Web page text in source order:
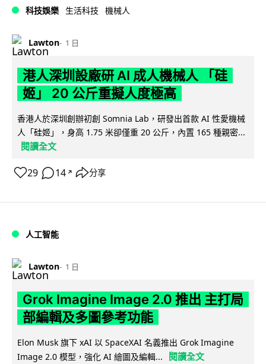
科技娛樂 生活科技 機械人
Lawton 1 日
港人深圳設廠研 AI 成人機械人 「硅
姬」 20 公斤重擬人度極高
香港人於深圳創辦初創 Somnia Lab，研發出首款 AI 性愛機械
人「硅姬」，身高 1.75 米卻僅重 20 公斤，內置 165 種親密...
閱讀全文
29 14 ↗ 分享
人工智能
Lawton 1 日
Grok Imagine Image 2.0 推出 主打局
部編輯及多圖參考功能
Elon Musk 旗下 xAI 以 SpaceXAI 名義推出 Grok Imagine
Image 2.0 模型，強化 AI 繪圖及編輯...
閱讀全文